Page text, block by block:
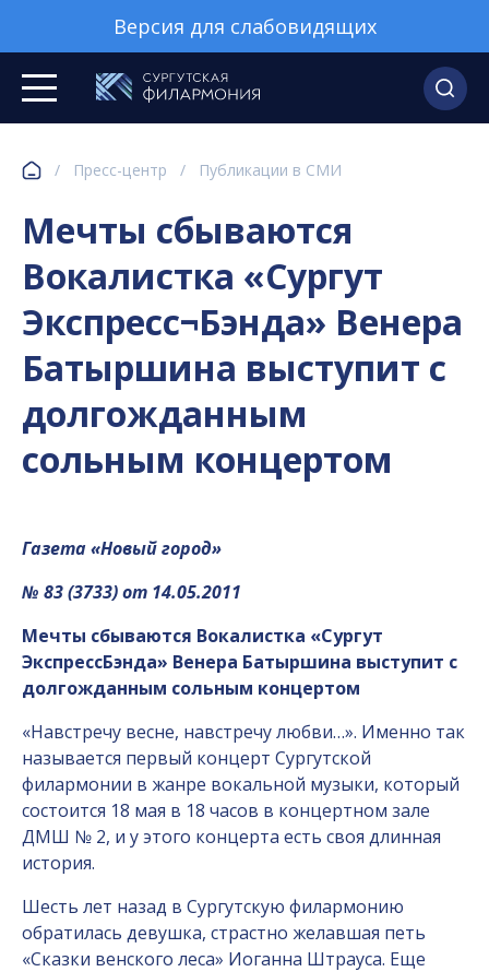
Версия для слабовидящих
/ Пресс-центр / Публикации в СМИ
Мечты сбываются
Вокалистка «Сургут
Экспресс¬Бэнда» Венера
Батыршина выступит с
долгожданным
сольным концертом
Газета «Новый город»
№ 83 (3733) от 14.05.2011
Мечты сбываются Вокалистка «Сургут
Экспресс­Бэнда» Венера Батыршина выступит с
долгожданным сольным концертом
«Навстречу весне, навстречу любви…». Именно так
называется первый концерт Сургутской
филармонии в жанре вокальной музыки, который
состоится 18 мая в 18 часов в концертном зале
ДМШ № 2, и у этого концерта есть своя длинная
история.
Шесть лет назад в Сургутскую филармонию
обратилась девушка, страстно желавшая петь
«Сказки венского леса» Иоганна Штрауса. Еще